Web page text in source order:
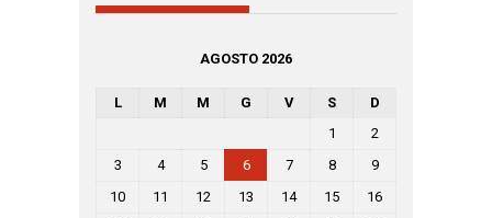
AGOSTO 2026
L M M G V S
D
1
2
3
4 5 6 7 8
9
10
11 12 13 14 15
16